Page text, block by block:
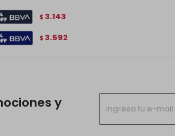
$ 3.143
$ 3.592
y